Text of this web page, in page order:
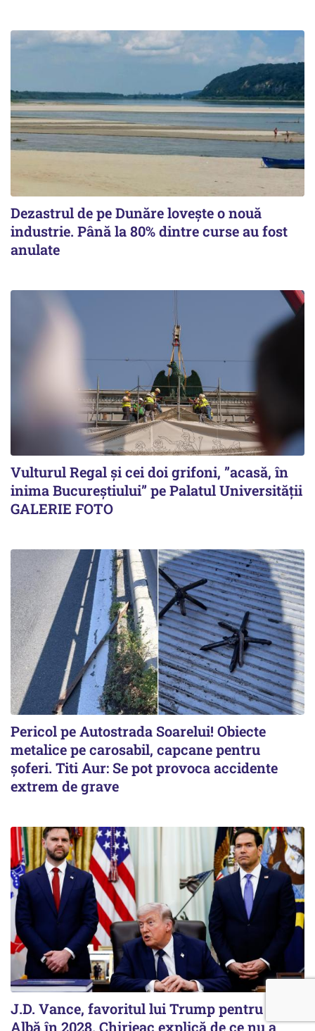
Dezastrul de pe Dunăre lovește o nouă
industrie. Până la 80% dintre curse au fost
anulate
Vulturul Regal și cei doi grifoni, ”acasă, în
inima Bucureștiului” pe Palatul Universității
GALERIE FOTO
Pericol pe Autostrada Soarelui! Obiecte
metalice pe carosabil, capcane pentru
șoferi. Titi Aur: Se pot provoca accidente
extrem de grave
J.D. Vance, favoritul lui Trump pentru Casa
Albă în 2028. Chirieac explică de ce nu a